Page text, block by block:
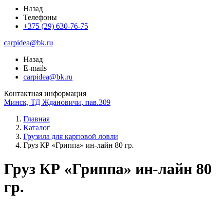
Назад
Телефоны
+375 (29) 630-76-75
carpidea@bk.ru
Назад
E-mails
carpidea@bk.ru
Контактная информация
Минск, ТД Ждановичи, пав.309
Главная
Каталог
Грузила для карповой ловли
Груз КР «Гриппа» ин-лайн 80 гр.
Груз КР «Гриппа» ин-лайн 80
гр.